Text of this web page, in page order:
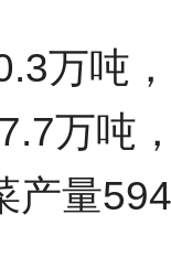
万吨
万吨
产量